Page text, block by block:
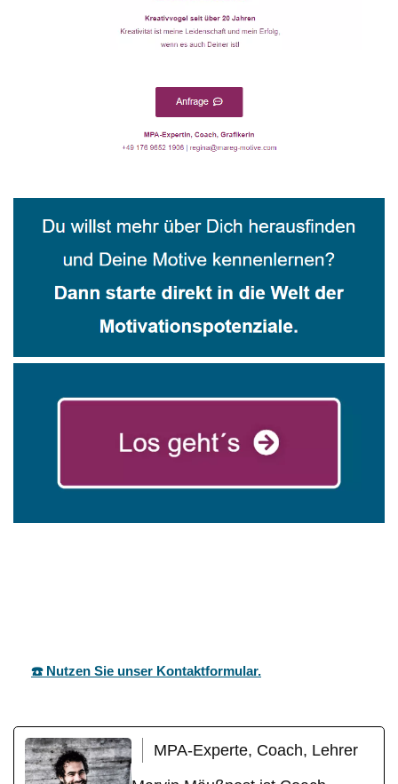
☎️ Nutzen Sie unser Kontaktformular.
MPA-Experte, Coach, Lehrer